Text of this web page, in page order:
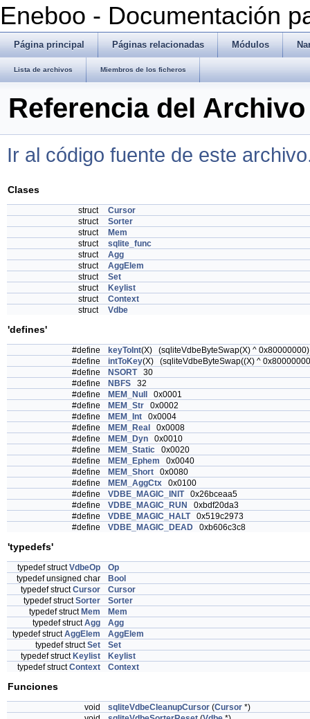
Eneboo - Documentación
Página principal Páginas relacionadas Módulos
Lista de archivos Miembros de los ficheros
Referencia del
Ir al código fuente de este
Clases
struct
Cursor
struct
Sorter
struct
Mem
struct
sqlite_func
struct
Agg
struct
AggElem
struct
Set
struct
Keylist
struct
Context
struct
Vdbe
'defines'
#define keyToInt(X) (sqliteVdbeByteSwap(X) ^ 0x80000000)
#define
intToKey(X) (sqliteVdbeByteSwap((X) ^
#define
NSORT30
#define
NBFS 32
#define
MEM_Null
0x0001
#define
MEM_Str 0x0002
#define
MEM_Int 0x0004
#define
MEM_Real
0x0008
#define
MEM_Dyn 0x0010
#define
MEM_Static 0x0020
#define
MEM_Ephem 0x0040
#define
MEM_Short 0x0080
#define
MEM_AggCtx 0x0100
#define
VDBE_MAGIC_INIT0x26bceaa5
#define
VDBE_MAGIC_RUN
0xbdf20da3
#define
VDBE_MAGIC_HALT0x519c2973
#define
VDBE_MAGIC_DEAD 0xb606c3c8
'typedefs'
typedef structVdbeOp
Op
typedef unsigned char
Bool
typedef structCursor
Cursor
typedef structSorter
Sorter
typedef struct Mem
Mem
typedef structAgg
Agg
typedef structAggElem
AggElem
typedef structSet
Set
typedef struct Keylist
Keylist
typedef structContext Context
Funciones
void sqliteVdbeCleanupCursor (Cursor *)